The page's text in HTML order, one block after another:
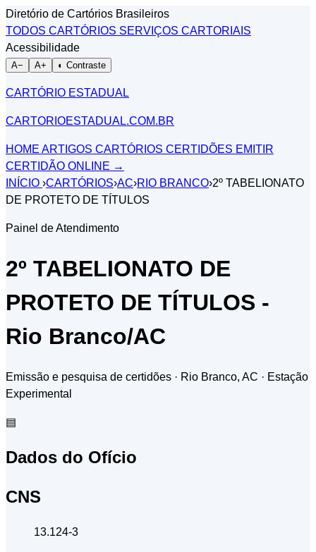
Diretório de Cartórios Brasileiros
TODOS CARTÓRIOS SERVIÇOS CARTORIAIS
Acessibilidade
A− A+ ◐ Contraste
CARTÓRIO ESTADUAL
CARTORIOESTADUAL.COM.BR
HOME ARTIGOS CARTÓRIOS CERTIDÕES EMITIR
CERTIDÃO ONLINE →
INÍCIO ›CARTÓRIOS›AC›RIO BRANCO›2º TABELIONATO
DE PROTETO DE TÍTULOS
Painel de Atendimento
2º TABELIONATO DE
PROTETO DE TÍTULOS -
Rio Branco/AC
Emissão e pesquisa de certidões · Rio Branco, AC · Estação
Experimental
▤
Dados do Ofício
CNS
13.124-3